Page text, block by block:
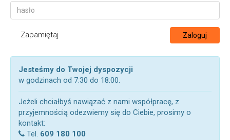
Zapamiętaj Zaloguj
Jesteśmy do Twojej dyspozycji
w godzinach od 7:30 do 18:00.
Jeżeli chciałbyś nawiązać z nami współpracę, z
przyjemnością odezwiemy się do Ciebie, prosimy o
kontakt:
Tel. 609 180 100